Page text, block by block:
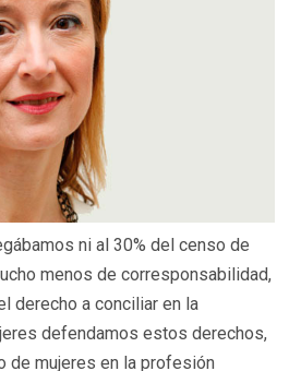
ni al 30% del censo de
menos de corresponsabilidad,
derecho a conciliar en la
defendamos estos derechos,
de mujeres en la profesión